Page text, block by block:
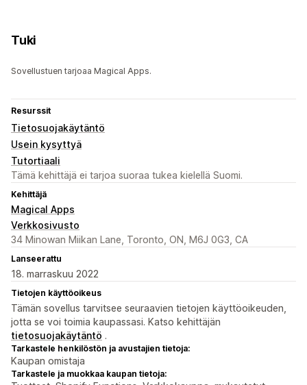
Tuki
Sovellustuen tarjoaa Magical Apps.
Resurssit
Tietosuojakäytäntö
Usein kysyttyä
Tutortiaali
Tämä kehittäjä ei tarjoa suoraa tukea kielellä Suomi.
Kehittäjä
Magical Apps
Verkkosivusto
34 Minowan Miikan Lane, Toronto, ON, M6J 0G3, CA
Lanseerattu
18. marraskuu 2022
Tietojen käyttöoikeus
Tämän sovellus tarvitsee seuraavien tietojen käyttöoikeuden,
jotta se voi toimia kaupassasi. Katso kehittäjän
tietosuojakäytäntö .
Tarkastele henkilöstön ja avustajien tietoja:
Kaupan omistaja
Tarkastele ja muokkaa kaupan tietoja: